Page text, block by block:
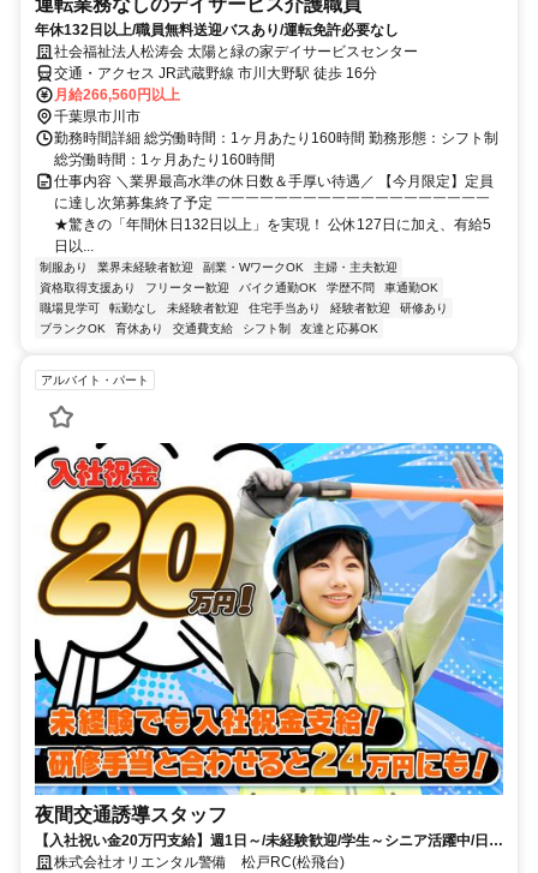
運転業務なしのデイサービス介護職員
年休132日以上/職員無料送迎バスあり/運転免許必要なし
社会福祉法人松涛会 太陽と緑の家デイサービスセンター
交通・アクセス JR武蔵野線 市川大野駅 徒歩 16分
月給266,560円以上
千葉県市川市
勤務時間詳細 総労働時間：1ヶ月あたり160時間 勤務形態：シフト制
総労働時間：1ヶ月あたり160時間
仕事内容 ＼業界最高水準の休日数＆手厚い待遇／ 【今月限定】定員
に達し次第募集終了予定 ￣￣￣￣￣￣￣￣￣￣￣￣￣￣￣￣￣￣￣
★驚きの「年間休日132日以上」を実現！ 公休127日に加え、有給5
日以...
制服あり 業界未経験者歓迎 副業・WワークOK
主婦・主夫歓迎
資格取得支援あり
フリーター歓迎 バイク通勤OK 学歴不問
車通勤OK
職場見学可
転勤なし 未経験者歓迎 住宅手当あり 経験者歓迎
研修あり
ブランクOK
育休あり 交通費支給 シフト制 友達と応募OK
アルバイト・パート
夜間交通誘導スタッフ
【入社祝い金20万円支給】週1日～/未経験歓迎/学生～シニア活躍中/日払
い・週払いOK/履歴書不要！
株式会社オリエンタル警備 松戸RC(松飛台)